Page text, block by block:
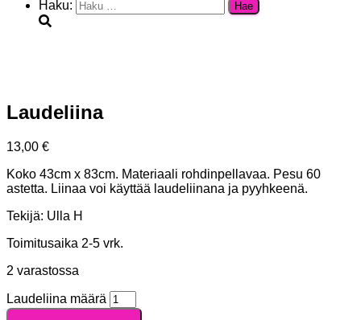
Haku:
Laudeliina
13,00 €
Koko 43cm x 83cm. Materiaali rohdinpellavaa. Pesu 60
astetta. Liinaa voi käyttää laudeliinana ja pyyhkeenä.
Tekijä: Ulla H
Toimitusaika 2-5 vrk.
2 varastossa
Laudeliina määrä